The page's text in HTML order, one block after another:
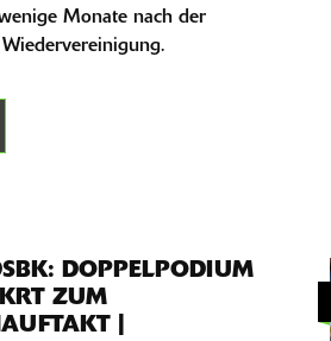
Monate nach der
DOPPELPODIUM
ZUM
|